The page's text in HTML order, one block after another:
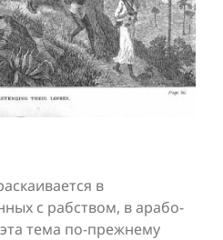
в
с рабством, в арабо-
тема по-прежнему